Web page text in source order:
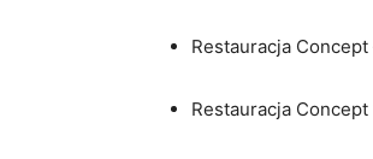
Restauracja
Restauracja